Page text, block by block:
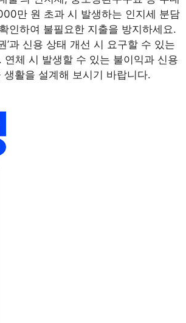
만 원 초과 시 발생하는 인지세 분담
인하여 불필요한 지출을 방지하세요.
’과 신용 상태 개선 시 요구할 수 있는
연체 시 발생할 수 있는 불이익과 신용
활을 설계해 보시기 바랍니다.